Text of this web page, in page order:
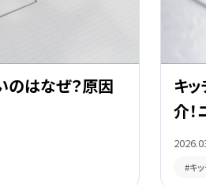
はなぜ？原因
キ
介
#キ